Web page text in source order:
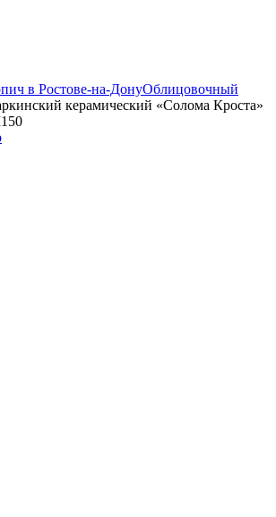
в Ростове-на-ДонуОблицовочный
керамический «Солома Кроста»